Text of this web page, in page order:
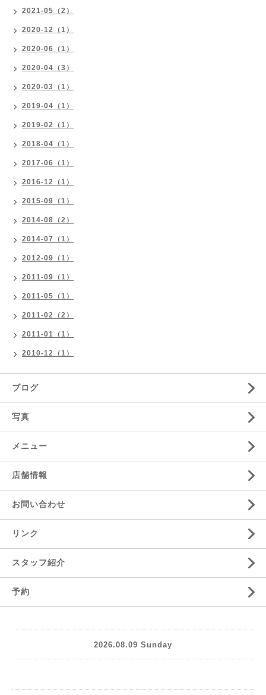
2021-05（2）
2020-12（1）
2020-06（1）
2020-04（3）
2020-03（1）
2019-04（1）
2019-02（1）
2018-04（1）
2017-06（1）
2016-12（1）
2015-09（1）
2014-08（2）
2014-07（1）
2012-09（1）
2011-09（1）
2011-05（1）
2011-02（2）
2011-01（1）
2010-12（1）
ブログ
写真
メニュー
店舗情報
お問い合わせ
リンク
スタッフ紹介
予約
2026.08.09 Sunday